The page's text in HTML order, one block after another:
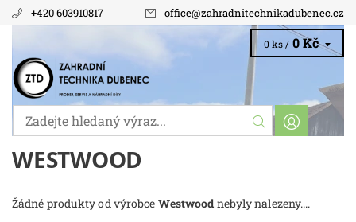
+420 603910817 office@zahradnitechnikadubenec.cz
0 ks / 0 Kč
WESTWOOD
Žádné produkty od výrobce Westwood nebyly nalezeny....